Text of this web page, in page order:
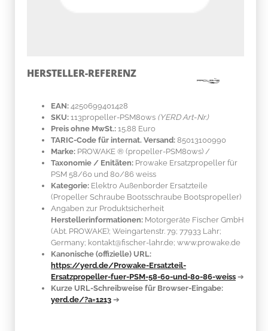
HERSTELLER-REFERENZ
EAN: 4250699401428
SKU: 113propeller-PSM80ws (YERD Art-Nr.)
Preis ohne MwSt.: 15.88 Euro
TARIC-Code für internat. Versand: 85013100990
Marke: PROWAKE ® (propeller-PSM80ws) /
Taxonomie / Enitäten: Prowake Ersatzpropeller für
PSM 58/60 und 80/86 weiss
Kategorie: Elektro Außenborder Ersatzteile
(Propeller Schraube Bootsschraube Bootspropeller)
Angaben zur Produktsicherheit
Herstellerinformationen: Motorgeräte Fischer GmbH
(Abt. PROWAKE); Weingartenstr. 79; 77933 Lahr;
Germany; kontakt@fischer-lahr.de; www.prowake.de
Kanonische (offizielle) URL:
https://yerd.de/Prowake-Ersatzteil-
Ersatzpropeller-fuer-PSM-58-60-und-80-86-weiss ➔
Kurze URL-Schreibweise für Browser-Eingabe:
yerd.de/?a=1213 ➔